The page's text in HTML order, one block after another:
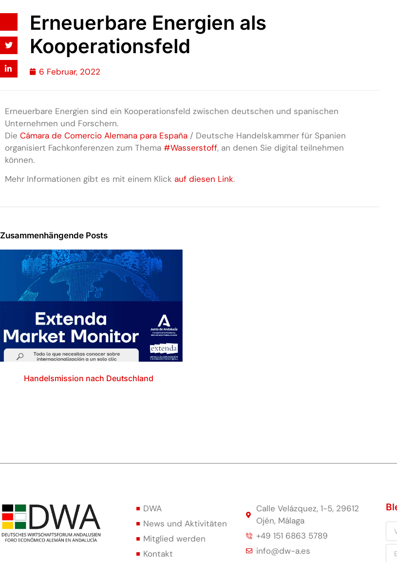
Erneuerbare Energien als
Kooperationsfeld
6 Februar, 2022
Erneuerbare Energien sind ein Kooperationsfeld zwischen deutschen und spanischen
Unternehmen und Forschern.
Die Cámara de Comercio Alemana para España / Deutsche Handelskammer für Spanien
organisiert Fachkonferenzen zum Thema #Wasserstoff, an denen Sie digital teilnehmen
können.
Mehr Informationen gibt es mit einem Klick auf diesen Link.
Zusammenhängende Posts
Handelsmission nach Deutschland
DWA
News und Aktivitäten
Mitglied werden
Kontakt
Calle Velázquez, 1-5, 29612
Ojén, Málaga
+49 151 6863 5789
info@dw-a.es